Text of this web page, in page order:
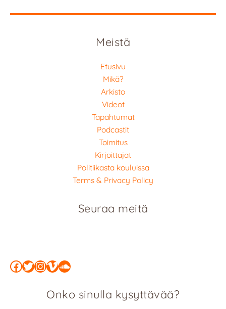
Meistä
Etusivu
Mikä?
Arkisto
Videot
Tapahtumat
Podcastit
Toimitus
Kirjoittajat
Politiikasta kouluissa
Terms & Privacy Policy
Seuraa meitä
Facebook
Twitter
Instagram
Vimeo
SoundCloud
Onko sinulla kysyttävää?